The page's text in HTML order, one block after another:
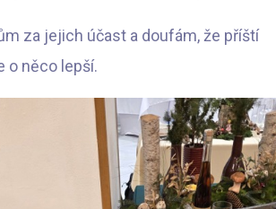
za jejich účast a doufám, že příští
o něco lepší.